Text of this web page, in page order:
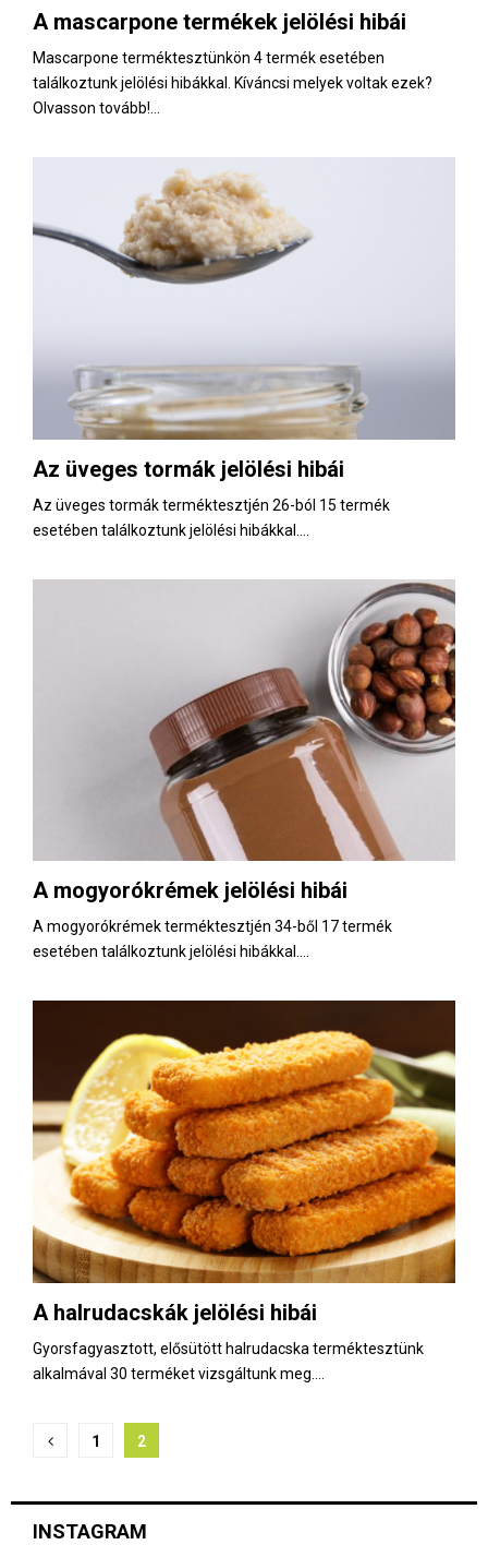
A mascarpone termékek jelölési hibái
Mascarpone terméktesztünkön 4 termék esetében
találkoztunk jelölési hibákkal. Kíváncsi melyek voltak ezek?
Olvasson tovább!...
Az üveges tormák jelölési hibái
Az üveges tormák terméktesztjén 26-ból 15 termék
esetében találkoztunk jelölési hibákkal....
A mogyorókrémek jelölési hibái
A mogyorókrémek terméktesztjén 34-ből 17 termék
esetében találkoztunk jelölési hibákkal....
A halrudacskák jelölési hibái
Gyorsfagyasztott, elősütött halrudacska terméktesztünk
alkalmával 30 terméket vizsgáltunk meg....
B
j
1 2
INSTAGRAM